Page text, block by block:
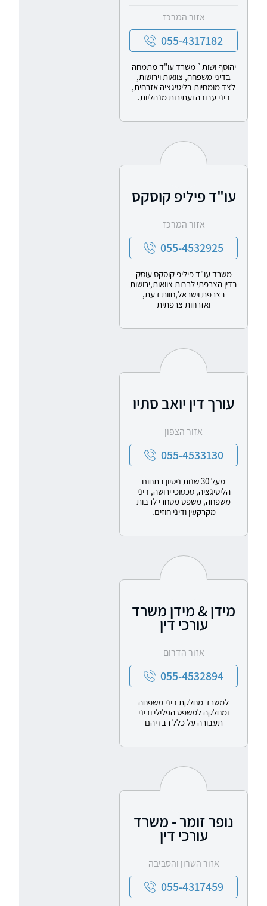
אזור המרכז
055-4317182
יהוסף ושות` משרד עו"ד מתמחה
בדיני משפחה, צוואות וירושות,
לצד מומחיות בליטיגציה אזרחית,
דיני עבודה ועתירות מנהליות.
עו"ד פיליפ קוסקס
אזור המרכז
055-4532925
משרד עו"ד פיליפ קוסקס עוסק
בדין הצרפתי לרבות צוואות,ירושות
בצרפת וישראל,חוות דעת,
ואזרחות צרפתית
עורך דין יואב סתיו
אזור הצפון
055-4533130
מעל 30 שנות ניסיון בתחום
הליטיגציה, סכסוכי ירושה, דיני
משפחה, משפט מסחרי לרבות
מקרקעין ודיני חוזים.
מידן & מידן משרד
עורכי דין
אזור הדרום
055-4532894
למשרד מחלקת דיני משפחה
ומחלקה למשפט הפלילי ודיני
תעבורה על כלל רבדיהם
נופר זומר - משרד
עורכי דין
אזור השרון והסביבה
055-4317459